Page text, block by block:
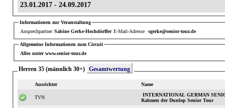
23.01.2017 - 24.09.2017
Informationen zur Veranstaltung
Ansprechpartner Sabine Gerke-Hochdörffer E-Mail-Adresse sgerke@senior-tour.de
Allgemeine Informationen zum Circuit
Alles unter www.senior-tour.de
Herren 35 (männlich 30+) Gesamtwertung
Ausrichter Name
TVN
INTERNATIONAL GERMAN
Rahmen der Dunlop Senior Tour